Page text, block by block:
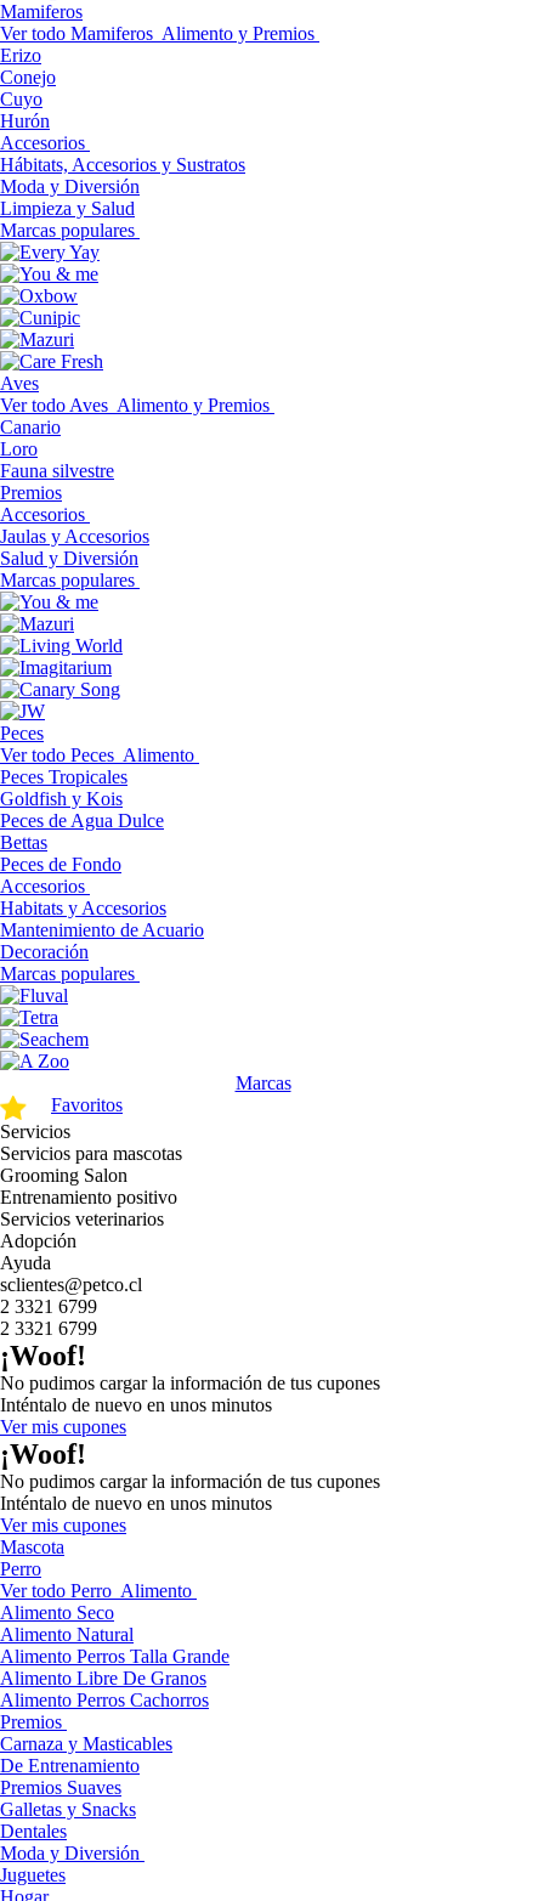
Mamiferos
Ver todo Mamiferos Alimento y Premios
Erizo
Conejo
Cuyo
Hurón
Accesorios
Hábitats, Accesorios y Sustratos
Moda y Diversión
Limpieza y Salud
Marcas populares
Aves
Ver todo Aves Alimento y Premios
Canario
Loro
Fauna silvestre
Premios
Accesorios
Jaulas y Accesorios
Salud y Diversión
Marcas populares
Peces
Ver todo Peces Alimento
Peces Tropicales
Goldfish y Kois
Peces de Agua Dulce
Bettas
Peces de Fondo
Accesorios
Habitats y Accesorios
Mantenimiento de Acuario
Decoración
Marcas populares
Marcas
Favoritos
Servicios
Servicios para mascotas
Grooming Salon
Entrenamiento positivo
Servicios veterinarios
Adopción
Ayuda
sclientes@petco.cl
2 3321 6799
2 3321 6799
¡Woof!
No pudimos cargar la información de tus cupones
Inténtalo de nuevo en unos minutos
Ver mis cupones
¡Woof!
No pudimos cargar la información de tus cupones
Inténtalo de nuevo en unos minutos
Ver mis cupones
Mascota
Perro
Ver todo Perro Alimento
Alimento Seco
Alimento Natural
Alimento Perros Talla Grande
Alimento Libre De Granos
Alimento Perros Cachorros
Premios
Carnaza y Masticables
De Entrenamiento
Premios Suaves
Galletas y Snacks
Dentales
Moda y Diversión
Juguetes
Hogar